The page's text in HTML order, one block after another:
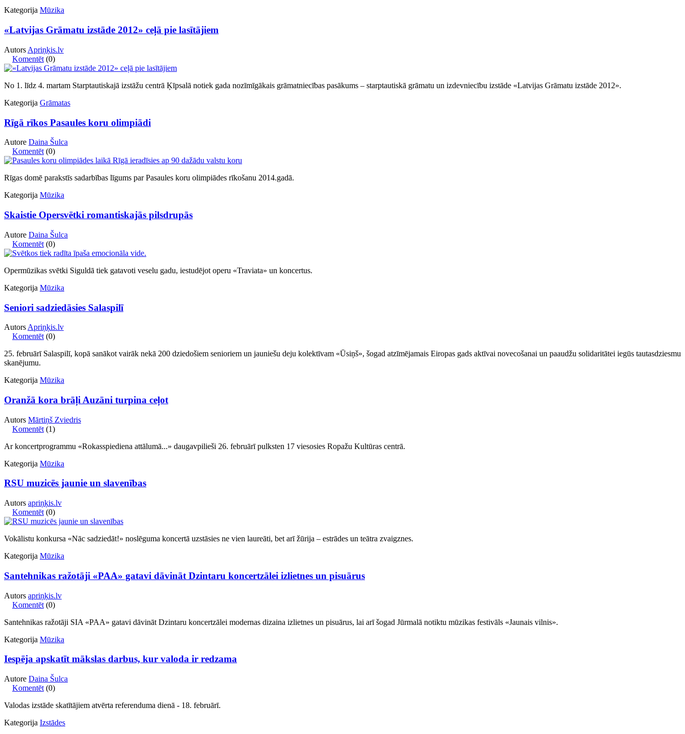
Kategorija Mūzika
«Latvijas Grāmatu izstāde 2012» ceļā pie lasītājiem
Autors Apriņķis.lv
Komentēt (0)
No 1. līdz 4. martam Starptautiskajā izstāžu centrā Ķīpsalā notiek gada nozīmīgākais grāmatniecības pasākums – starptautiskā grāmatu un izdevniecību izstāde «Latvijas Grāmatu izstāde 2012».
Kategorija Grāmatas
Rīgā rīkos Pasaules koru olimpiādi
Autore Daina Šulca
Komentēt (0)
Rīgas domē parakstīs sadarbības līgums par Pasaules koru olimpiādes rīkošanu 2014.gadā.
Kategorija Mūzika
Skaistie Opersvētki romantiskajās pilsdrupās
Autore Daina Šulca
Komentēt (0)
Opermūzikas svētki Siguldā tiek gatavoti veselu gadu, iestudējot operu «Traviata» un koncertus.
Kategorija Mūzika
Seniori sadziedāsies Salaspilī
Autors Apriņķis.lv
Komentēt (0)
25. februārī Salaspilī, kopā sanākot vairāk nekā 200 dziedošiem senioriem un jauniešu deju kolektīvam «Ūsiņš», šogad atzīmējamais Eiropas gads aktīvai novecošanai un paaudžu solidaritātei iegūs tautasdziesmu
skanējumu.
Kategorija Mūzika
Oranžā kora brāļi Auzāni turpina ceļot
Autors Mārtiņš Zviedris
Komentēt (1)
Ar koncertprogrammu «Rokasspiediena attālumā...» daugavpilieši 26. februārī pulksten 17 viesosies Ropažu Kultūras centrā.
Kategorija Mūzika
RSU muzicēs jaunie un slavenības
Autors apriņķis.lv
Komentēt (0)
Vokālistu konkursa «Nāc sadziedāt!» noslēguma koncertā uzstāsies ne vien laureāti, bet arī žūrija – estrādes un teātra zvaigznes.
Kategorija Mūzika
Santehnikas ražotāji «PAA» gatavi dāvināt Dzintaru koncertzālei izlietnes un pisuārus
Autors apriņķis.lv
Komentēt (0)
Santehnikas ražotāji SIA «PAA» gatavi dāvināt Dzintaru koncertzālei modernas dizaina izlietnes un pisuārus, lai arī šogad Jūrmalā notiktu mūzikas festivāls «Jaunais vilnis».
Kategorija Mūzika
Iespēja apskatīt mākslas darbus, kur valoda ir redzama
Autore Daina Šulca
Komentēt (0)
Valodas izstāde skatītājiem atvērta referenduma dienā - 18. februārī.
Kategorija Izstādes